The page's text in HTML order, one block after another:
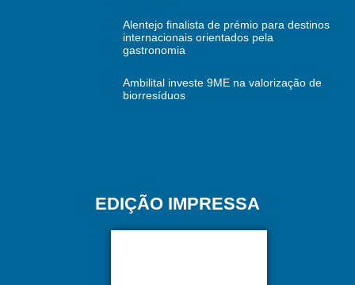
Alentejo finalista de prémio para destinos
internacionais orientados pela
gastronomia
Ambilital investe 9ME na valorização de
biorresíduos
EDIÇÃO IMPRESSA